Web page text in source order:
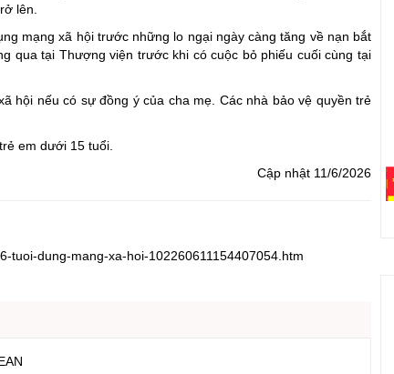
lên.
mạng xã hội trước những lo ngại ngày càng tăng về nạn bắt
qua tại Thượng viện trước khi có cuộc bỏ phiếu cuối cùng tại
hội nếu có sự đồng ý của cha mẹ. Các nhà bảo vệ quyền trẻ
em dưới 15 tuổi.
Cập nhật 11/6/2026
tuoi-dung-mang-xa-hoi-102260611154407054.htm